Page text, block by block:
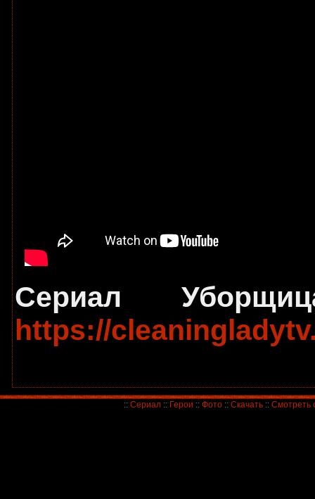
Сериал
https://
:: Сериал :: Герои :: Фото :: Скачать :: Смотреть